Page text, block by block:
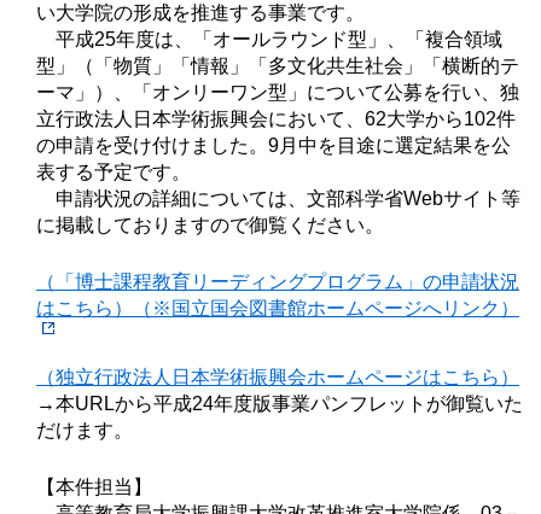
い大学院の形成を推進する事業です。
平成25年度は、「オールラウンド型」、「複合領域
型」（「物質」「情報」「多文化共生社会」「横断的テ
ーマ」）、「オンリーワン型」について公募を行い、独
立行政法人日本学術振興会において、62大学から102件
の申請を受け付けました。9月中を目途に選定結果を公
表する予定です。
申請状況の詳細については、文部科学省Webサイト等
に掲載しておりますので御覧ください。
（「博士課程教育リーディングプログラム」の申請状況
はこちら）（※国立国会図書館ホームページへリンク）
（独立行政法人日本学術振興会ホームページはこちら）
→本URLから平成24年度版事業パンフレットが御覧いた
だけます。
【本件担当】